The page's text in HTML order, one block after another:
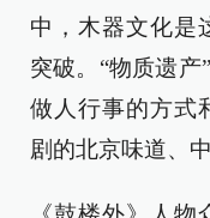
中，木器文化是
突破。“物质遗产
做人行事的方式
剧的北京味道、